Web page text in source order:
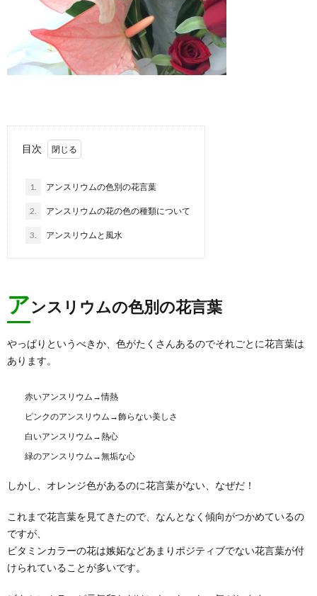
目次
1. アンスリウムの色別の花言葉
2. アンスリウムの花の色の種類について
3. アンスリウムと風水
アンスリウムの色別の花言葉
やっぱりというべきか、色がたくさんあるのでそれごとに花言葉は
あります。
赤いアンスリウム→情熱
ピンクのアンスリウム→飾らない美しさ
白いアンスリウム→熱心
緑のアンスリウム→無垢な心
しかし、オレンジ色があるのに花言葉がない、なぜだ！
これまで花言葉を見てきたので、なんとなく傾向がつかめているの
ですが、
ビタミンカラーの花は嫉妬などあまりポジティブでない花言葉が付
けられていることが多いです。